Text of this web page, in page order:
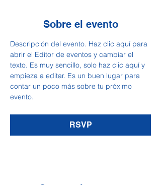
Sobre el evento
Descripción del evento. Haz clic aquí para
abrir el Editor de eventos y cambiar el
texto. Es muy sencillo, solo haz clic aquí y
empieza a editar. Es un buen lugar para
contar un poco más sobre tu próximo
evento.
RSVP